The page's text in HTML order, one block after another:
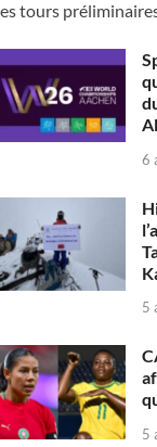
tours
6
5
5